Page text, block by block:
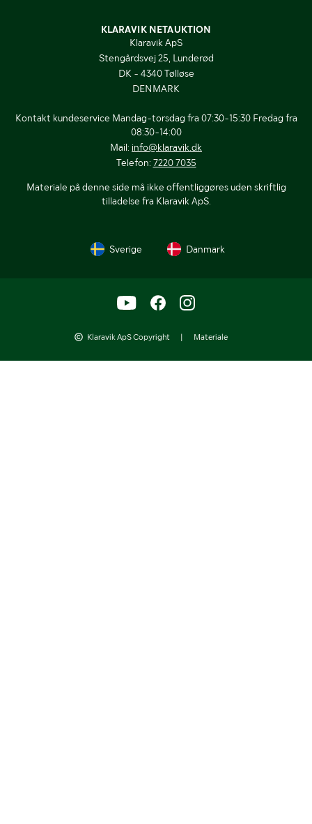
KLARAVIK NETAUKTION
Klaravik ApS
Stengårdsvej 25, Lunderød
DK - 4340 Tølløse
DENMARK
Kontakt kundeservice Mandag-torsdag fra 07:30-15:30 Fredag fra
08:30-14:00
Mail: info@klaravik.dk
Telefon: 7220 7035
Materiale på denne side må ikke offentliggøres uden skriftlig
tilladelse fra Klaravik ApS.
Sverige Danmark
Klaravik ApS Copyright | Materiale